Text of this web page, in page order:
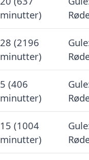
minutter)
28 (2196
minutter)
5 (406
minutter)
15 (1004
minutter)